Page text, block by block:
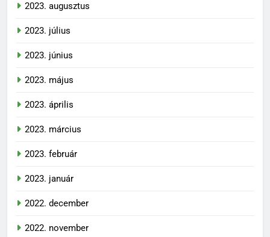
2023. augusztus
2023. július
2023. június
2023. május
2023. április
2023. március
2023. február
2023. január
2022. december
2022. november